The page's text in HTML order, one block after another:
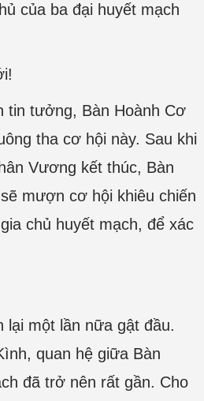
của ba đại huyết mạch
tin tưởng, Bàn Hoành Cơ
tha cơ hội này. Sau khi
Vương kết thúc, Bàn
mượn cơ hội khiêu chiến
chủ huyết mạch, để xác
lại một lần nữa gật đầu.
quan hệ giữa Bàn
đã trở nên rất gần. Cho